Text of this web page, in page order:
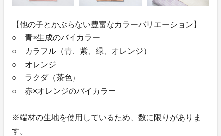
【他の子とかぶらない豊富なカラーバリエーション】
○ 青×生成のバイカラー
○ カラフル（青、紫、緑、オレンジ）
○ オレンジ
○ ラクダ（茶色）
○ 赤×オレンジのバイカラー
※端材の生地を使用しているため、数に限りがありま
す。